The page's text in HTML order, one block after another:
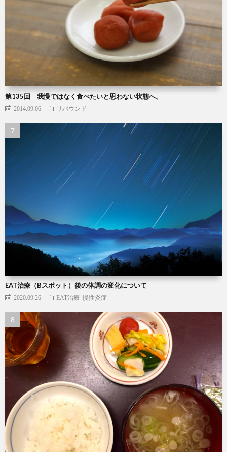
第135回 我慢ではなく食べたいと思わない状態へ。
2014.09.06 リバウンド
EAT治療（Bスポット）後の体調の変化について
2020.09.26 EAT治療 慢性炎症